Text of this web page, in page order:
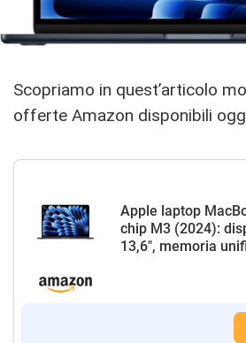
Scopriamo in quest’articolo
offerte Amazon disponibili
Apple laptop
chip M3 (2024):
13,6", memoria